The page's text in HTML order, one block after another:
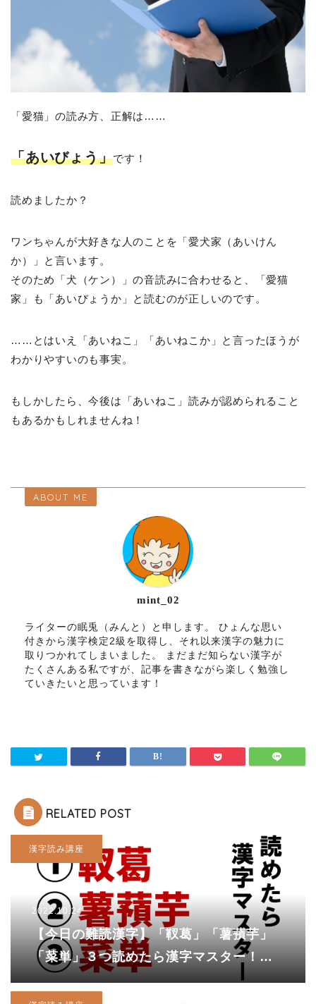
「愛猫」の読み方、正解は……
「あいびょう」です！
読めましたか？
ワンちゃんが大好きな人のことを「愛犬家（あいけん
か）」と言います。
そのため「犬（ケン）」の音読みに合わせると、「愛猫
家」も「あいびょうか」と読むのが正しいのです。
……とはいえ「あいねこ」「あいねこか」と言ったほうが
わかりやすいのも事実。
もしかしたら、今後は「あいねこ」読みが認められること
もあるかもしれませんね！
ABOUT ME
mint_02
ライターの眠兎（みんと）と申します。 ひょんな思い
付きから漢字検定2級を取得し、それ以来漢字の魅力に
取りつかれてしまいました。 まだまだ知らない漢字が
たくさんある私ですが、記事を書きながら楽しく勉強し
ていきたいと思っています！
RELATED POST
漢字読み講座
2022.10.24
【今日の難読漢字】「靫葛」「薯蕷芋」
「菜単」３つ読めたら漢字マスター！で
も（しゃくつ）と読んでしまった